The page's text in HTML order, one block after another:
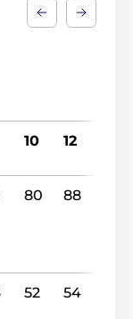
10 12
80 88
52 54